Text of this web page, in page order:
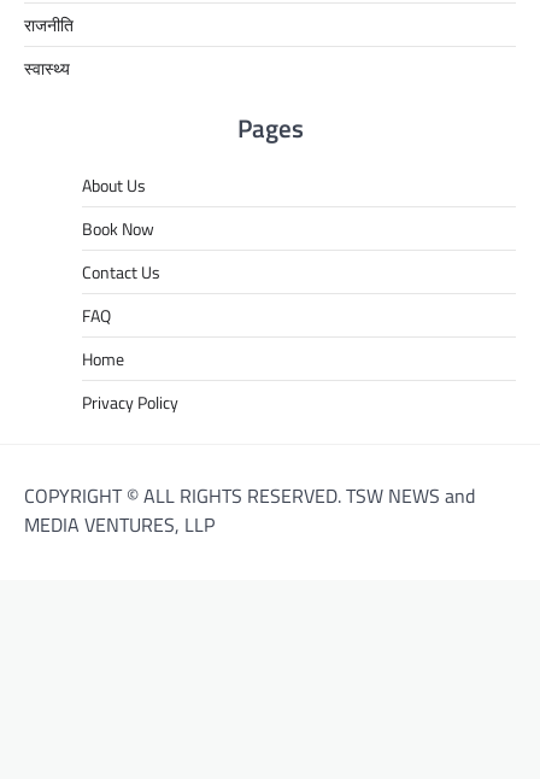
राजनीति
स्वास्थ्य
Pages
About Us
Book Now
Contact Us
FAQ
Home
Privacy Policy
COPYRIGHT © ALL RIGHTS RESERVED. TSW NEWS and
MEDIA VENTURES, LLP